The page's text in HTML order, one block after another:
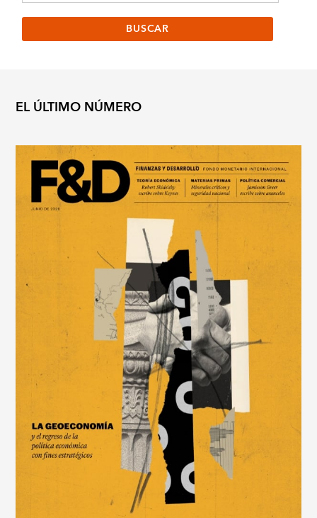
EL ÚLTIMO NÚMERO